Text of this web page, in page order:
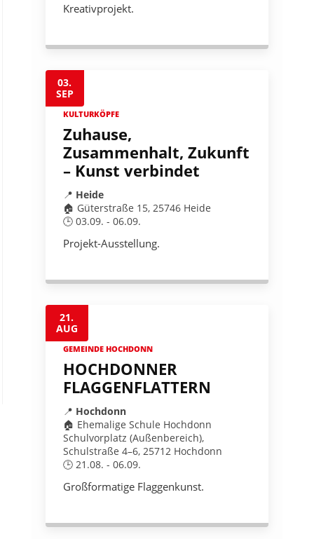
Kreativprojekt.
03.
SEP
KULTURKÖPFE
Zuhause,
Zusammenhalt, Zukunft
– Kunst verbindet
📍 Heide
🏠 Güterstraße 15, 25746 Heide
🕒 03.09. - 06.09.
Projekt-Ausstellung.
21.
AUG
GEMEINDE HOCHDONN
HOCHDONNER
FLAGGENFLATTERN
📍 Hochdonn
🏠 Ehemalige Schule Hochdonn
Schulvorplatz (Außenbereich),
Schulstraße 4–6, 25712 Hochdonn
🕒 21.08. - 06.09.
Großformatige Flaggenkunst.